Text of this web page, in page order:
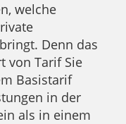
welche
Denn das
von Tarif Sie
Basistarif
in der
als in einem